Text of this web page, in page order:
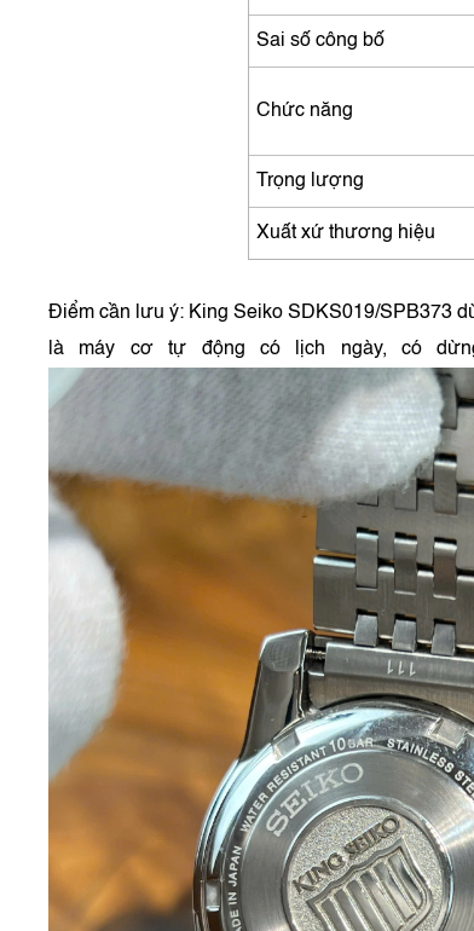
Sai số công bố
Chức năng
Trọng lượng
Xuất xứ thương hiệu
Điểm cần lưu ý: King Seiko SDKS019/SPB373
là máy cơ tự động có lịch ngày, có